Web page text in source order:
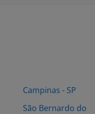
Campinas - SP
São Bernardo do